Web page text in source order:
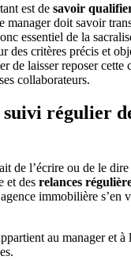
est de savoir
manager doit savoir
essentiel de la
des critères précis et
de laisser reposer cette
collaborateurs.
régulier
de l’écrire ou de le
et des relances
immobilière s’en
au manager et